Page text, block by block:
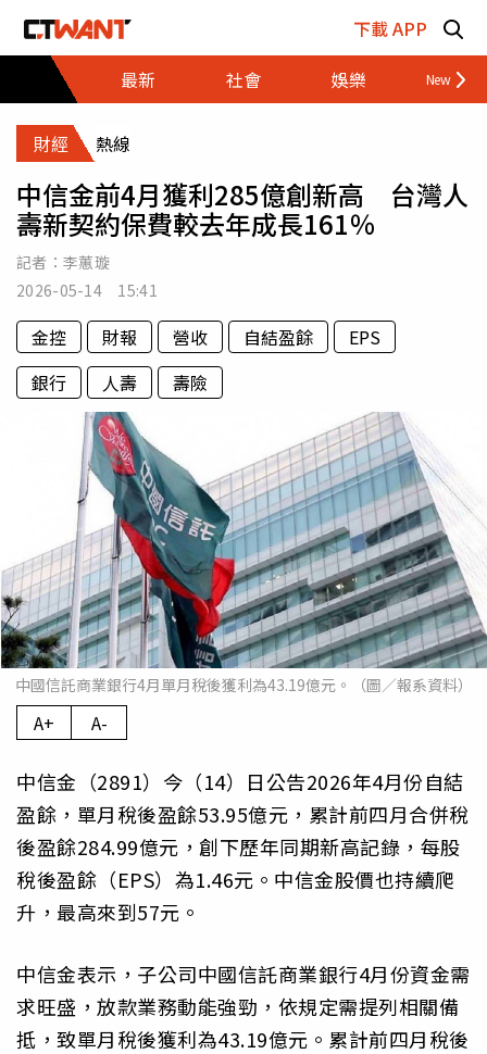
下載 APP
最新
社會 娛樂 財經
財經 熱線
中信金前4月獲利285億創新高 台灣人
壽新契約保費較去年成長161％
記者： 李蕙璇
2026-05-14 15:41
金控 財報 營收 自結盈餘
EPS
銀行
人壽 壽險
中國信託商業銀行4月單月稅後獲利為43.19億元。（圖／報系資料）
A+ A-
中信金（2891）今（14）日公告2026年4月份自結
盈餘，單月稅後盈餘53.95億元，累計前四月合併稅
後盈餘284.99億元，創下歷年同期新高記錄，每股
稅後盈餘（EPS）為1.46元。中信金股價也持續爬
升，最高來到57元。
中信金表示，子公司中國信託商業銀行4月份資金需
求旺盛，放款業務動能強勁，依規定需提列相關備
抵，致單月稅後獲利為43.19億元。累計前四月稅後